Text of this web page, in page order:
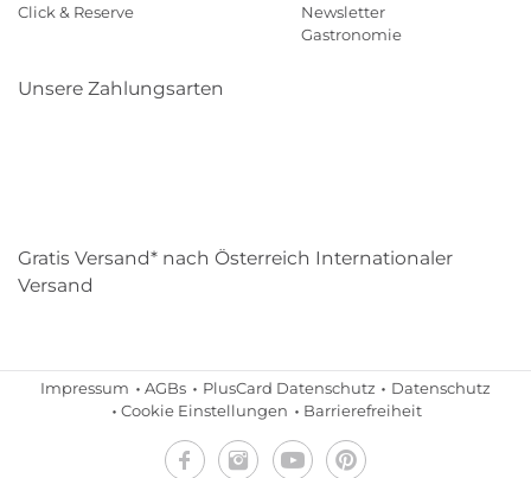
Click & Reserve
Newsletter
Gastronomie
Unsere Zahlungsarten
Gratis Versand* nach Österreich Internationaler
Versand
Impressum AGBs PlusCard Datenschutz
Datenschutz
Cookie Einstellungen
Barrierefreiheit